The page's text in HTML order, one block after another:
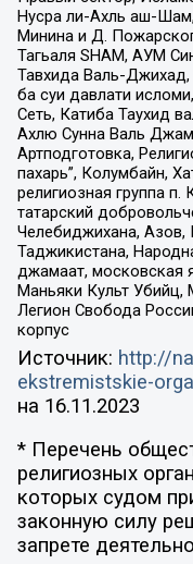
Нусра ли-Ахль аш-
Минина и Д.
Тагьаля SHAM, АУМ
Тавхида Валь-
ба суи давлати
Сеть, Катиба Таухид
Ахлю Сунна Валь
Артподготовка,
пахарь”, Колумбайн,
религиозная группа
татарский
Челебиджихана, Азов,
Таджикистана,
джамаат, московская
Маньяки Культ
Легион Свобода
корпус
Источник: http://
ekstremistskie-
на 16.11.2023
* Перечень
религиозных
которых судом
законную силу
запрете